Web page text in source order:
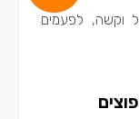
וקשה, לפעמים